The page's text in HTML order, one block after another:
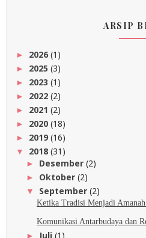
ARSIP
► 2026(1)
► 2025 (3)
► 2023 (1)
► 2022 (2)
► 2021 (2)
► 2020 (18)
► 2019(16)
▼ 2018 (31)
► Desember (2)
► Oktober (2)
▼ September (2)
Ketika Tradisi Menjadi
Komunikasi Antarbudaya dan
► Juli (1)